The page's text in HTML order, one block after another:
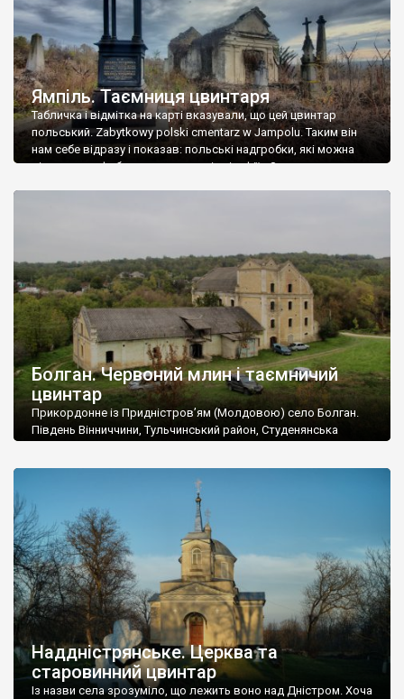
Ямпіль. Таємниця цвинтаря
Табличка і відмітка на карті вказували, що цей цвинтар
польський. Zabytkowy polski cmentarz w Jampolu. Таким він
нам себе відразу і показав: польські надгробки, які можна
віднести до фабричних, польські епітафії… Загалом цвинтар
Болган. Червоний млин і таємничий
цвинтар
Прикордонне із Придністров’ям (Молдовою) село Болган.
Південь Вінниччини, Тульчинський район, Студенянська
старовинний цвинтар із кам’яними хрестами. Всі епітафії, які
збереглися, написані кирилицею, церковнослов’янською
мовою. За всіма традиційними ознаками – цвинтар
український. Хрести датуються 19 століттям. У 1924-1940
роках Болган […]
Наддністрянське. Церква та
старовинний цвинтар
Із назви села зрозуміло, що лежить воно над Дністром. Хоча